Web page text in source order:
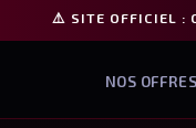
⚠️ SITE OFFICIEL :
NOS OFFRES